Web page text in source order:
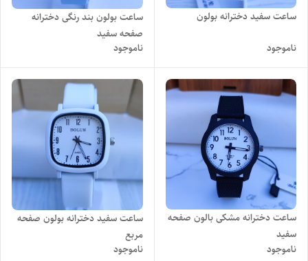
ساعت سفید دخترانه بولون
ناموجود
ساعت بولون بند رنگی دخترانه
صفحه سفید
ناموجود
ساعت دخترانه مشکی بالون صفحه
سفید
ناموجود
ساعت سفید دخترانه بولون صفحه
مربع
ناموجود